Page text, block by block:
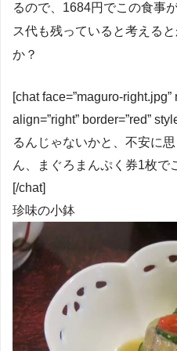
るので、1684円でこの食事
ス代も残っていると考える
か？
[chat face=”maguro-right.jpg”
align=”right” border=”red”
るんじゃないかと、不安に
ん、まぐろまんぷく券1枚で
[/chat]
珍味の小鉢